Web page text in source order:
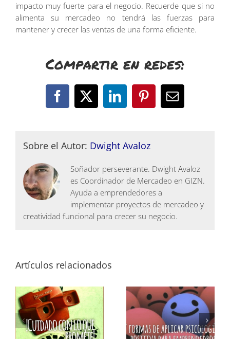
impacto muy fuerte para el negocio. Recuerde que si no
alimenta su mercadeo no tendrá las fuerzas para
mantener y crecer las ventas de una forma eficiente.
Compartir en redes:
Facebook
X LinkedInPinterestCorreo
Sobre el Autor: Dwight Avaloz
Soñador perseverante. Dwight Avaloz
es Coordinador de Mercadeo en GIZN.
Ayuda a emprendedores a
implementar proyectos de mercadeo y
creatividad funcional para crecer su negocio.
Artículos relacionados